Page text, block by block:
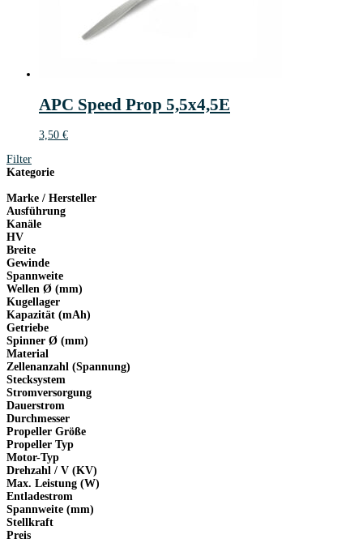
APC Speed Prop 5,5x4,5E
3,50 €
Filter
Kategorie
Marke / Hersteller
Ausführung
Kanäle
HV
Breite
Gewinde
Spannweite
Wellen Ø (mm)
Kugellager
Kapazität (mAh)
Getriebe
Spinner Ø (mm)
Material
Zellenanzahl (Spannung)
Stecksystem
Stromversorgung
Dauerstrom
Durchmesser
Propeller Größe
Propeller Typ
Motor-Typ
Drehzahl / V (KV)
Max. Leistung (W)
Entladestrom
Spannweite (mm)
Stellkraft
Preis